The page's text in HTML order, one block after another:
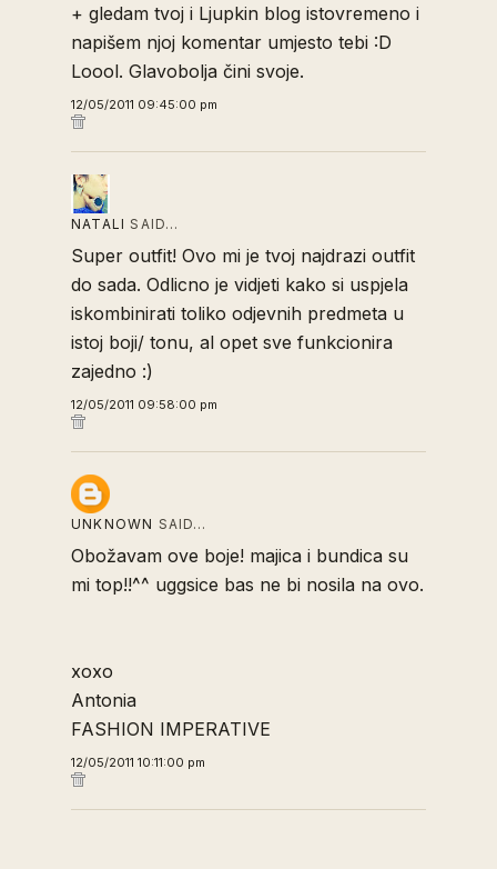
+ gledam tvoj i Ljupkin blog istovremeno i
napišem njoj komentar umjesto tebi :D
Loool. Glavobolja čini svoje.
12/05/2011 09:45:00 pm
NATALI SAID…
Super outfit! Ovo mi je tvoj najdrazi outfit
do sada. Odlicno je vidjeti kako si uspjela
iskombinirati toliko odjevnih predmeta u
istoj boji/ tonu, al opet sve funkcionira
zajedno :)
12/05/2011 09:58:00 pm
UNKNOWN SAID…
Obožavam ove boje! majica i bundica su
mi top!!^^ uggsice bas ne bi nosila na ovo.
xoxo
Antonia
FASHION IMPERATIVE
12/05/2011 10:11:00 pm